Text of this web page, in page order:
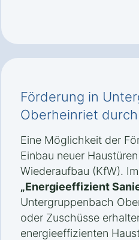
Förderung in
Oberheinriet
Eine Möglichkeit der
Einbau neuer
Wiederaufbau (KfW).
„Energieeffizient
Untergruppenbach
oder Zuschüsse
energieeffizienten